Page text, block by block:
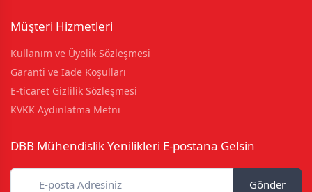
Müşteri Hizmetleri
Kullanım ve Üyelik Sözleşmesi
Garanti ve İade Koşulları
E-ticaret Gizlilik Sözleşmesi
KVKK Aydınlatma Metni
DBB Mühendislik Yenilikleri E-postana Gelsin
Gönder